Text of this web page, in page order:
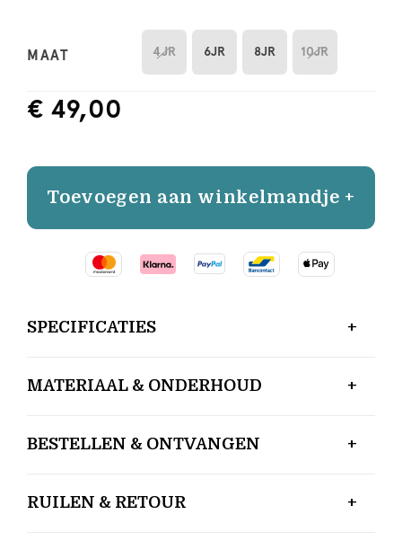
MAAT 4JR 6JR 8JR 10JR
€ 49,00
Toevoegen aan winkelmandje +
SPECIFICATIES
MATERIAAL & ONDERHOUD
BESTELLEN & ONTVANGEN
RUILEN & RETOUR